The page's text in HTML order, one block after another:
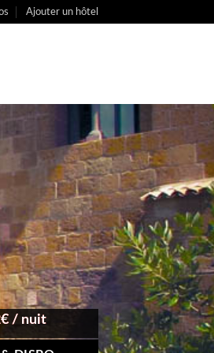
Ajouter un hôtel
/ nuit